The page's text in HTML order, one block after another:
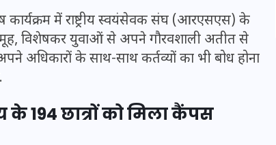
कार्यक्रम में राष्ट्रीय स्वयंसेवक संघ (आरएसएस) के
विशेषकर युवाओं से अपने गौरवशाली अतीत से
अधिकारों के साथ-साथ कर्तव्यों का भी बोध होना
के 194 छात्रों को मिला कैंपस
20 जनवरी 2026